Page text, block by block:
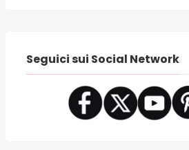
Seguici sui Social Network